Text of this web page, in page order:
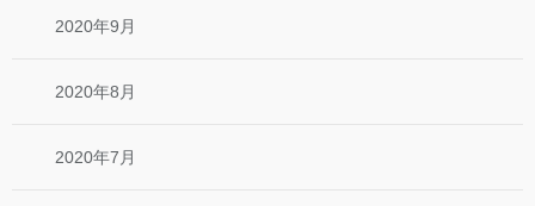
2020年9月
2020年8月
2020年7月